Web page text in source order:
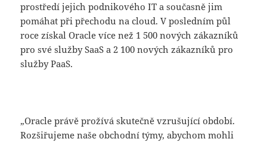
prostředí jejich podnikového IT a současně jim
pomáhat při přechodu na cloud. V posledním půl
roce získal Oracle více než 1 500 nových zákazníků
pro své služby SaaS a 2 100 nových zákazníků pro
služby PaaS.
„Oracle právě prožívá skutečně vzrušující období.
Rozšiřujeme naše obchodní týmy, abychom mohli